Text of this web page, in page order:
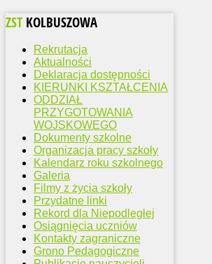
ZST KOLBUSZOWA
Rekrutacja
Aktualności
Deklaracja dostępności
KIERUNKI KSZTAŁCENIA
ODDZIAŁ
PRZYGOTOWANIA
WOJSKOWEGO
Dokumenty szkolne
Organizacja pracy szkoły
Kalendarz roku szkolnego
Galeria
Filmy z życia szkoły
Przydatne linki
Rekord dla Niepodległej
Osiągnięcia uczniów
Kontakty zagraniczne
Grono Pedagogiczne